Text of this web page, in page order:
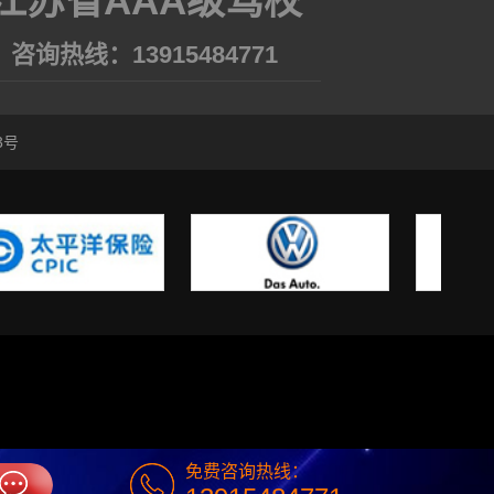
咨询热线： 13915484771
免费咨询热线：